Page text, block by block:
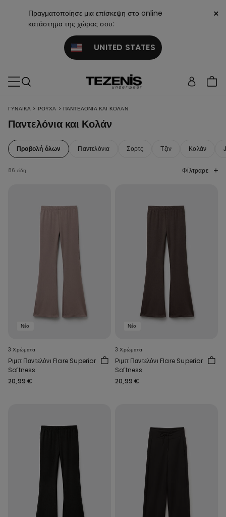
Πραγματοποίησε μια επίσκεψη στο online
κατάστημα της χώρας σου:
UNITED STATES
×
ΓΥΝΑΙΚΑ > ΡΟΎΧΑ > ΠΑΝΤΕΛΌΝΙΑ ΚΑΙ ΚΟΛΆΝ
Παντελόνια και Κολάν
Προβολή όλων Παντελόνια Σορτς Τζιν Κολάν
86 είδη Φίλτραρε
Νέο
3 Χρώματα
Ριμπ Παντελόνι Flare Superior
Softness
20,99 €
Νέο
3 Χρώματα
Ριμπ Παντελόνι Flare Superior
Softness
20,99 €